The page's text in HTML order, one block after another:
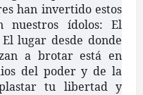
han invertido estos
nuestros ídolos: El
lugar desde donde
a brotar está en
del poder y de la
tu libertad y